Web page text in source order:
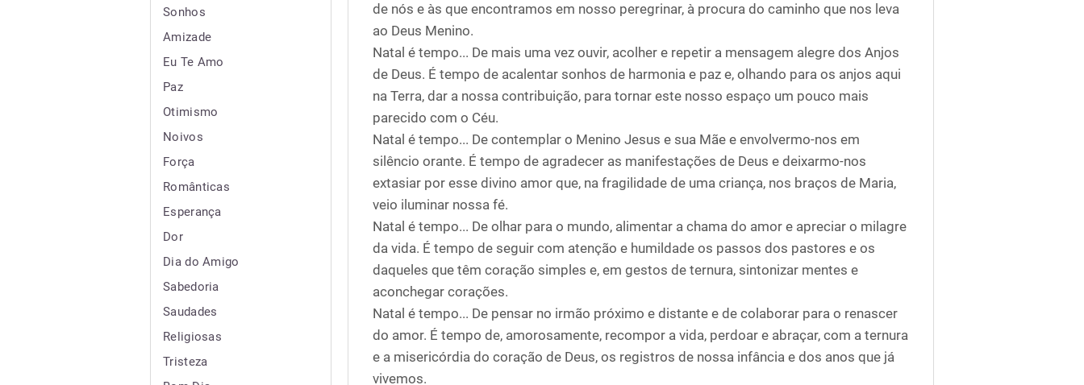
Sonhos
Amizade
Eu Te Amo
Paz
Otimismo
Noivos
Força
Românticas
Esperança
Dor
Dia do Amigo
Sabedoria
Saudades
Religiosas
Tristeza
de nós e às que encontramos em nosso peregrinar, à procura do caminho que nos leva
ao Deus Menino.
Natal é tempo... De mais uma vez ouvir, acolher e repetir a mensagem alegre dos Anjos
de Deus. É tempo de acalentar sonhos de harmonia e paz e, olhando para os anjos aqui
na Terra, dar a nossa contribuição, para tornar este nosso espaço um pouco mais
parecido com o Céu.
Natal é tempo... De contemplar o Menino Jesus e sua Mãe e envolvermo-nos em
silêncio orante. É tempo de agradecer as manifestações de Deus e deixarmo-nos
extasiar por esse divino amor que, na fragilidade de uma criança, nos braços de Maria,
veio iluminar nossa fé.
Natal é tempo... De olhar para o mundo, alimentar a chama do amor e apreciar o milagre
da vida. É tempo de seguir com atenção e humildade os passos dos pastores e os
daqueles que têm coração simples e, em gestos de ternura, sintonizar mentes e
aconchegar corações.
Natal é tempo... De pensar no irmão próximo e distante e de colaborar para o renascer
do amor. É tempo de, amorosamente, recompor a vida, perdoar e abraçar, com a ternura
e a misericórdia do coração de Deus, os registros de nossa infância e dos anos que já
vivemos.